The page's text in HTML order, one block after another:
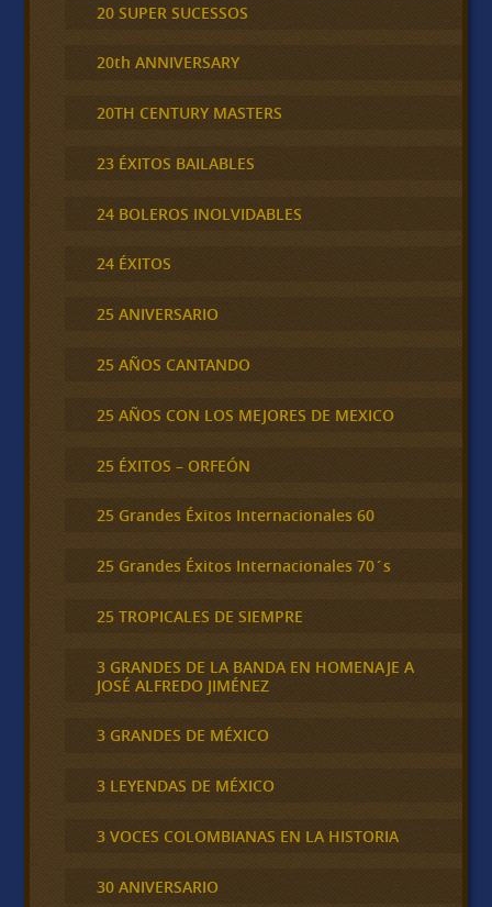
20 SUPER SUCESSOS
20th ANNIVERSARY
20TH CENTURY MASTERS
23 ÉXITOS BAILABLES
24 BOLEROS INOLVIDABLES
24 ÉXITOS
25 ANIVERSARIO
25 AÑOS CANTANDO
25 AÑOS CON LOS MEJORES DE MEXICO
25 ÉXITOS – ORFEÓN
25 Grandes Éxitos Internacionales 60
25 Grandes Éxitos Internacionales 70´s
25 TROPICALES DE SIEMPRE
3 GRANDES DE LA BANDA EN HOMENAJE A
JOSÉ ALFREDO JIMÉNEZ
3 GRANDES DE MÉXICO
3 LEYENDAS DE MÉXICO
3 VOCES COLOMBIANAS EN LA HISTORIA
30 ANIVERSARIO